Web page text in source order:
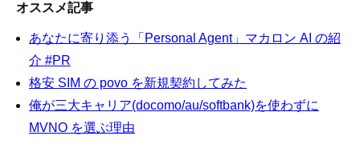
オススメ記事
あなたに寄り添う「Personal Agent」マカロン AI の紹
介 #PR
格安 SIM の povo を新規契約してみた
俺が三大キャリア(docomo/au/softbank)を使わずに
MVNO を選ぶ理由